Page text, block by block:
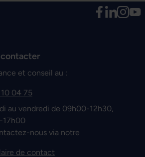
et conseil au :
04 75
au vendredi de 09h00-12h30,
17h00
nous via notre
de contact